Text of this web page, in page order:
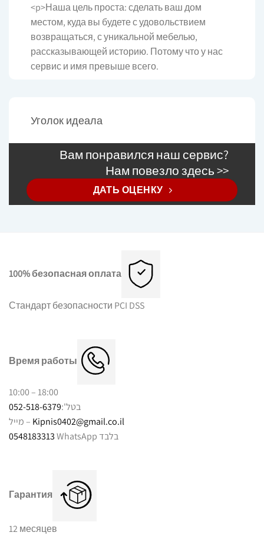
<p>Наша цель проста: сделать ваш дом
местом, куда вы будете с удовольствием
возвращаться, с уникальной мебелью,
рассказывающей историю. Потому что у нас
сервис и имя превыше всего.
Уголок идеала
Вам понравился наш сервис?
Нам повезло здесь >>
ДАТЬ ОЦЕНКУ
100% безопасная оплата
Стандарт безопасности PCI DSS
Время работы
10:00 – 18:00
בטל':052-518-6379
מייל – Kipnis0402@gmail.co.il
0548183313
WhatsApp בלבד
Гарантия
12 месяцев